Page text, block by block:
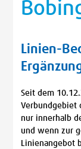
Linien-
Seit dem
Verbundgebiet
nur innerhalb
und wenn zur
Linienangebot